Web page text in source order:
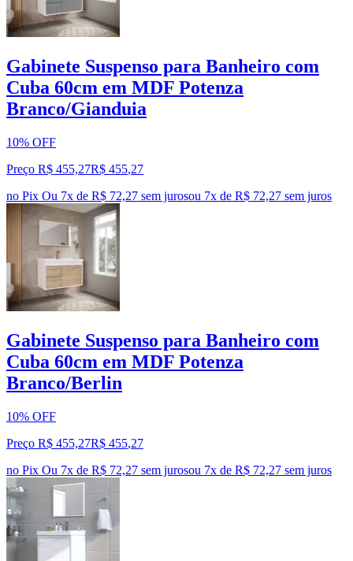
Gabinete Suspenso para Banheiro com
Cuba 60cm em MDF Potenza
Branco/Gianduia
10% OFF
Preço R$ 455,27R$ 455,27
no Pix Ou 7x de R$ 72,27 sem jurosou 7x de R$ 72,27 sem juros
Gabinete Suspenso para Banheiro com
Cuba 60cm em MDF Potenza
Branco/Berlin
10% OFF
Preço R$ 455,27R$ 455,27
no Pix Ou 7x de R$ 72,27 sem jurosou 7x de R$ 72,27 sem juros